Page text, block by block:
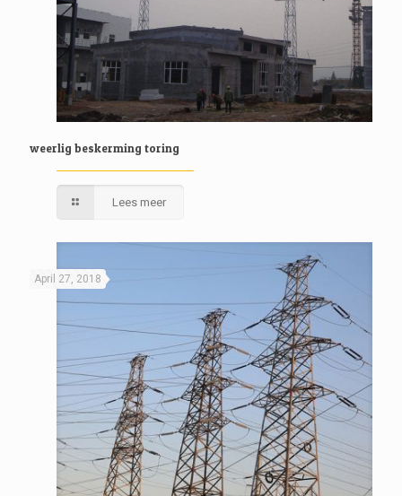
weerlig beskerming toring
Lees meer
April 27, 2018